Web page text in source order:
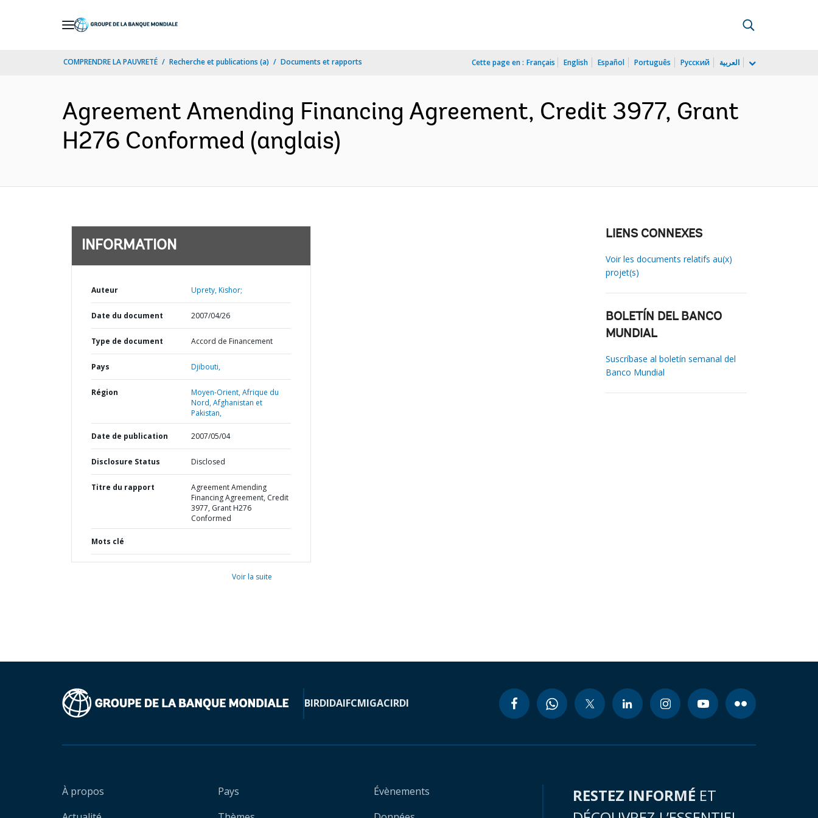
COMPRENDRE LA PAUVRETÉ Recherche et publications (a) Documents et rapports Cette page en : Français English Español Português Русский العربية
Agreement Amending Financing Agreement, Credit 3977, Grant
H276 Conformed (anglais)
INFORMATION
Auteur Uprety, Kishor;
Date du document 2007/04/26
Type de document Accord de Financement
Pays Djibouti,
Région
Moyen-Orient, Afrique du
Nord, Afghanistan et
Pakistan,
Date de publication 2007/05/04
Disclosure Status Disclosed
Titre du rapport
Agreement Amending
Financing Agreement, Credit
3977, Grant H276
Conformed
Mots clé
Voir la suite
LIENS CONNEXES
Voir les documents relatifs au(x)
projet(s)
BOLETÍN DEL BANCO
MUNDIAL
Suscríbase al boletín semanal del
Banco Mundial
BIRDIDAIFCMIGACIRDI
À propos
Pays
Évènements
RESTEZ INFORMÉ ET